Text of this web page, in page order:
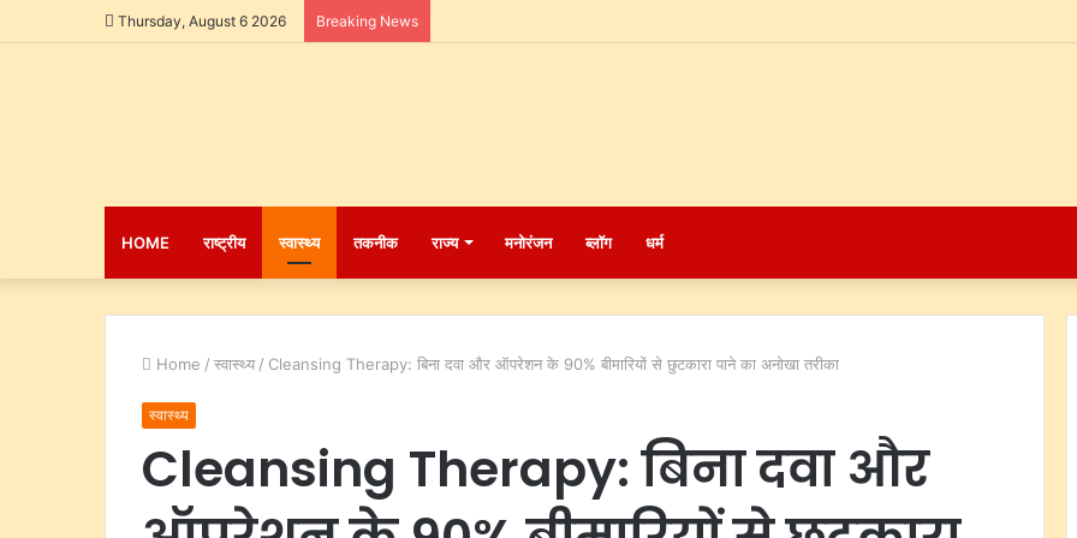
Thursday, August 6 2026 Breaking News
HOME राष्ट्रीय स्वास्थ्य तकनीक राज्य मनोरंजन ब्लॉग धर्म
Home / स्वास्थ्य / Cleansing Therapy: बिना दवा और ऑपरेशन के 90% बीमारियों से छुटकारा पाने का अनोखा तरीका
स्वास्थ्य
Cleansing Therapy: बिना दवा और